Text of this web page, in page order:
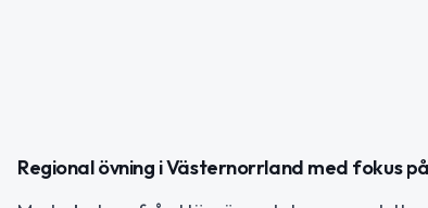
Regional övning i Västernorrland med fokus